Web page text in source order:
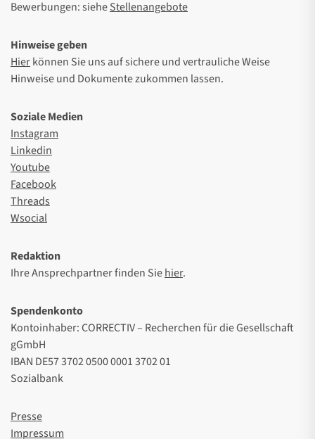
Bewerbungen: sieheStellenangebote
Hinweise geben
Hierkönnen Sie uns auf sichere und vertrauliche Weise
Hinweise und Dokumente zukommen lassen.
Soziale Medien
Instagram
Linkedin
Youtube
Facebook
Threads
Wsocial
Redaktion
Ihre Ansprechpartner finden Siehier.
Spendenkonto
Kontoinhaber: CORRECTIV – Recherchen für die Gesellschaft
gGmbH
IBAN DE57 3702 0500 0001 3702 01
Sozialbank
Presse
Impressum